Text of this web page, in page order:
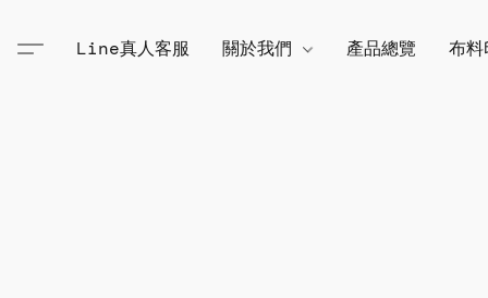
Line真人客服 關於我們 產品總覽 布